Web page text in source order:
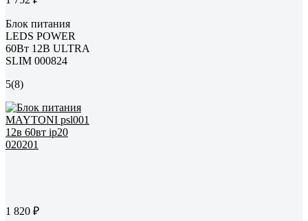
Блок питания
LEDS POWER
60Вт 12В ULTRA
SLIM 000824
5(8)
1 820 ₽